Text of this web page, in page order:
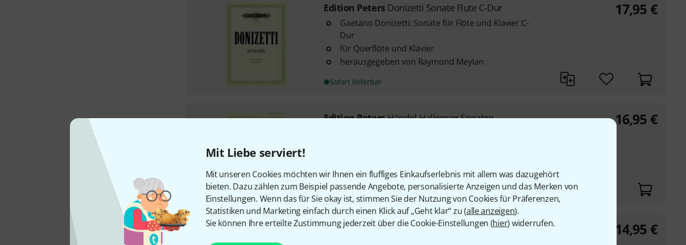
Mit Liebe serviert!
Mit unseren Cookies möchten wir Ihnen ein fluffiges Einkaufserlebnis mit allem was dazugehört
bieten. Dazu zählen zum Beispiel passende Angebote, personalisierte Anzeigen und das Merken von
Einstellungen. Wenn das für Sie okay ist, stimmen Sie der Nutzung von Cookies für Präferenzen,
Statistiken und Marketing einfach durch einen Klick auf „Geht klar“ zu (alle anzeigen).
Sie können Ihre erteilte Zustimmung jederzeit über die Cookie-Einstellungen (hier) widerrufen.
Edition Peters Donizetti Sonate Flute C-Dur
Gaetano Donizetti: Sonate für Flöte und Klavier C-
Dur
für Querflöte und Klavier
herausgegeben von Raymond Meylan
Sofort lieferbar
17,95 €
Edition PetersHändel Hallenser Sonaten
herausgegeben von Waldemar Wöhl
Sofort lieferbar
16,95 €
Edition Peters Haydn Flötensonate nach op.77 14,95 €